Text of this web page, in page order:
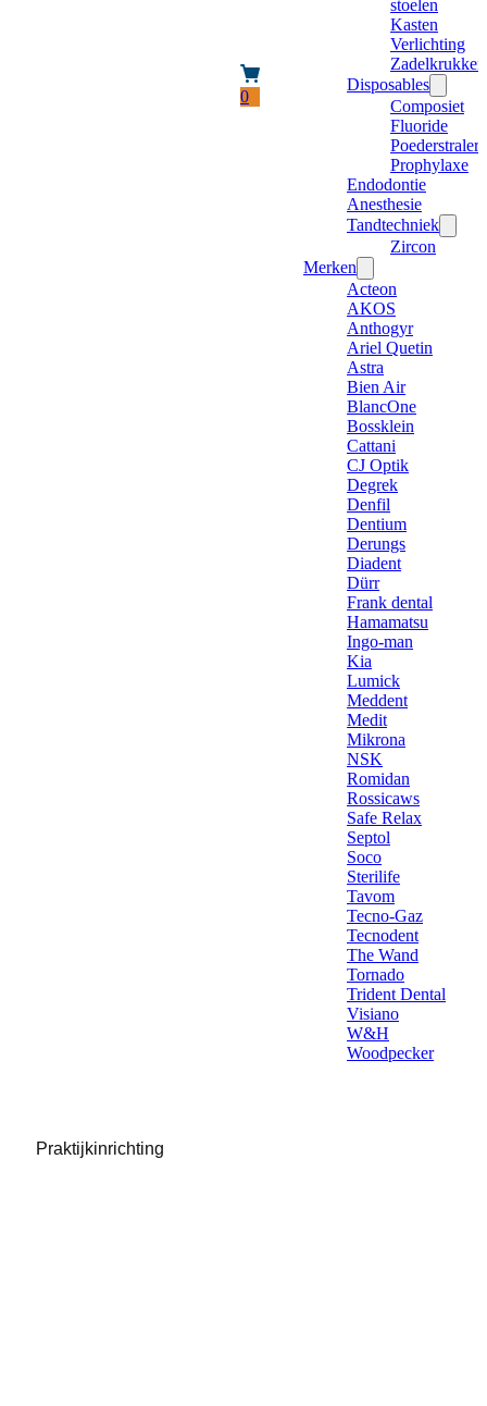
0
stoelen
Kasten
Verlichting
Zadelkrukken
Disposables
Composiet
Fluoride
Poederstraler
Prophylaxe
Endodontie
Anesthesie
Tandtechniek
Zircon
Merken
Acteon
AKOS
Anthogyr
Ariel Quetin
Astra
Bien Air
BlancOne
Bossklein
Cattani
CJ Optik
Degrek
Denfil
Dentium
Derungs
Diadent
Dürr
Frank dental
Hamamatsu
Ingo-man
Kia
Lumick
Meddent
Medit
Mikrona
NSK
Romidan
Rossicaws
Safe Relax
Septol
Soco
Sterilife
Tavom
Tecno-Gaz
Tecnodent
The Wand
Tornado
Trident Dental
Visiano
W&H
Woodpecker
Praktijkinrichting